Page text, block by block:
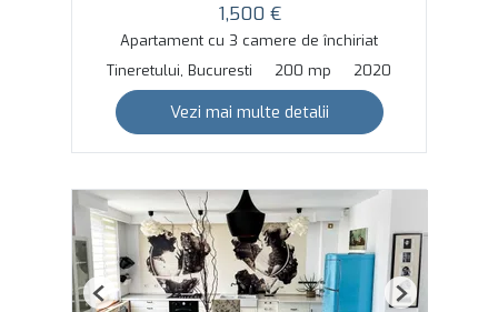
1,500 €
Apartament cu 3 camere de închiriat
Tineretului, Bucuresti
200 mp 2020
Vezi mai multe detalii
Previous Next